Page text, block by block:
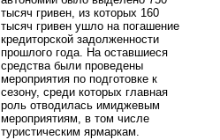
тысяч гривен, из которых 160
тысяч гривен ушло на погашение
кредиторской задолженности
прошлого года. На оставшиеся
средства были проведены
мероприятия по подготовке к
сезону, среди которых главная
роль отводилась имиджевым
мероприятиям, в том числе
туристическим ярмаркам.